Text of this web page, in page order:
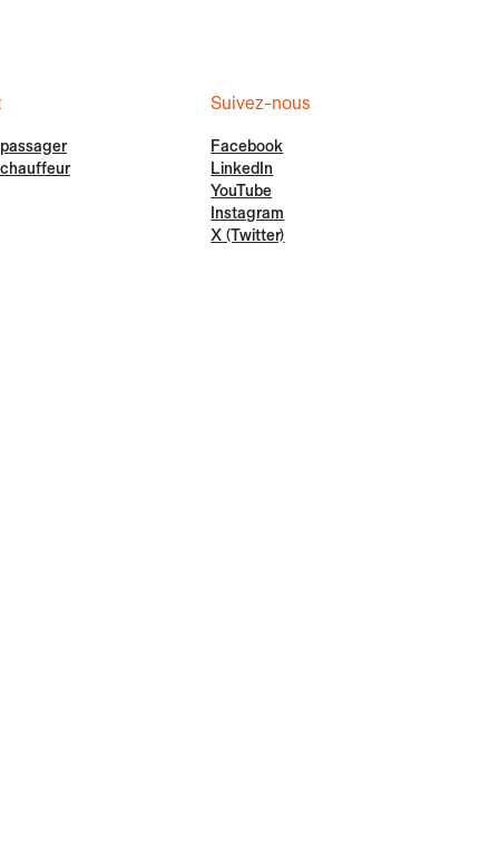
Suivez-nous
Facebook
LinkedIn
YouTube
Instagram
X (Twitter)